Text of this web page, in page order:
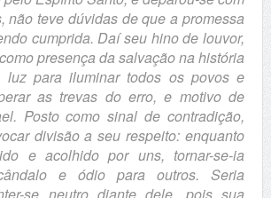
não teve dúvidas de que a promessa
cumprida. Daí seu hino de louvor,
presença da salvação na história
luz para iluminar todos os povos e
as trevas do erro, e motivo de
Posto como sinal de contradição,
divisão a seu respeito: enquanto
e acolhido por uns, tornar-se-ia
e ódio para outros. Seria